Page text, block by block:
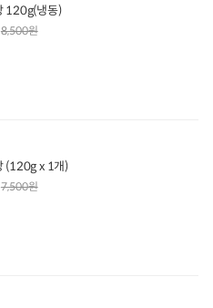
120g(냉동)
8,500원
정옥 우렁강된장 (120g x 1개)
7,500원